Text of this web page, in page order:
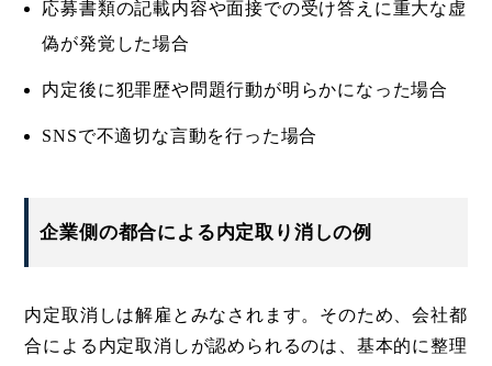
応募書類の記載内容や面接での受け答えに重大な虚
偽が発覚した場合
内定後に犯罪歴や問題行動が明らかになった場合
SNSで不適切な言動を行った場合
企業側の都合による内定取り消しの例
内定取消しは解雇とみなされます。そのため、会社都
合による内定取消しが認められるのは、基本的に整理